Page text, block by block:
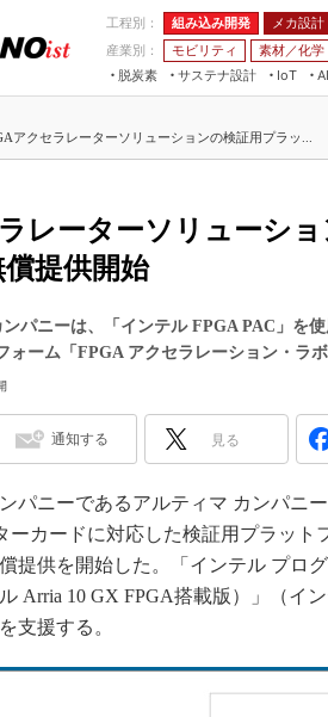
工程別： 組み込み開発 メカ設計
産業別：
モビリティ 素材／化学
脱炭素
サステナ設計
IoT
つながる工場
AI
AI×設備保全 JIMTOF
IIFES
TECHNO-
スマート工場
EdgeTech+
産業オープン
つ
フ
組
組
車
無
3D
デ
イ
アクセラレーターソリューションの検証用プラッ...
レーターソリューシ
提供開始
パニーは、「インテル FPGA PAC」を
ォーム「FPGA アクセラレーション・ラ
通知する 見る
パニーであるアルティマ カンパニ
ーカードに対応した検証用プラット
提供を開始した。「インテル プロ
Arria 10 GX FPGA搭載版）」（イ
支援する。